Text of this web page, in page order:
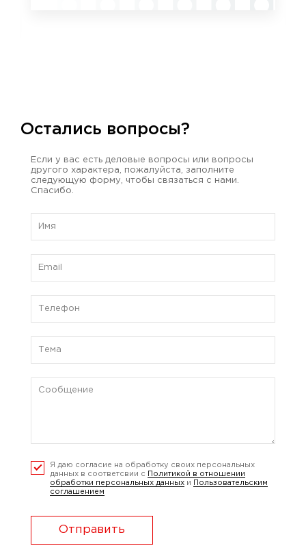
Остались вопросы?
Если у вас есть деловые вопросы или вопросы
другого характера, пожалуйста, заполните
следующую форму, чтобы связаться с нами.
Спасибо.
Я даю согласие на обработку своих персональных
данных в соответсвии с
Политикой в отношении
обработки персональных данных и
Пользовательским
соглашением
Отправить